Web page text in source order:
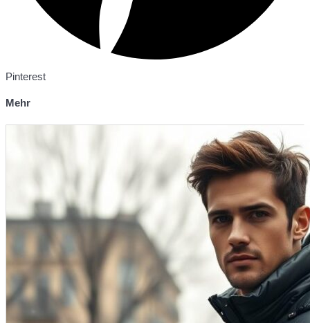
Pinterest
Mehr